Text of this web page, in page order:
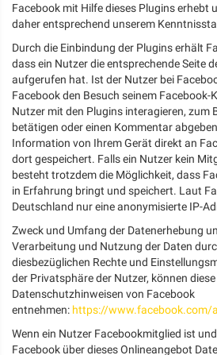
Facebook mit Hilfe dieses Plugins erhebt
daher entsprechend unserem
Durch die Einbindung der Plugins erhält
dass ein Nutzer die entsprechende Seite
aufgerufen hat. Ist der Nutzer bei
Facebook den Besuch seinem Facebook-
Nutzer mit den Plugins interagieren, zum
betätigen oder einen Kommentar
Information von Ihrem Gerät direkt an
dort gespeichert. Falls ein Nutzer kein
besteht trotzdem die Möglichkeit, dass
in Erfahrung bringt und speichert. Laut
Deutschland nur eine anonymisierte IP-
Zweck und Umfang der Datenerhebung
Verarbeitung und Nutzung der Daten
diesbezüglichen Rechte und
der Privatsphäre der Nutzer, können diese
Datenschutzhinweisen von Facebook
entnehmen: https://
Wenn ein Nutzer Facebookmitglied ist
Facebook über dieses Onlineangebot